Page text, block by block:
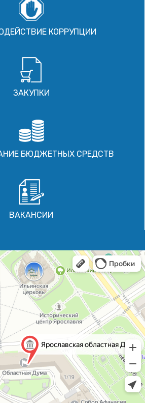
КОРРУПЦИИ
ЗАКУПКИ
БЮДЖЕТНЫХ СРЕДСТВ
ВАКАНСИИ